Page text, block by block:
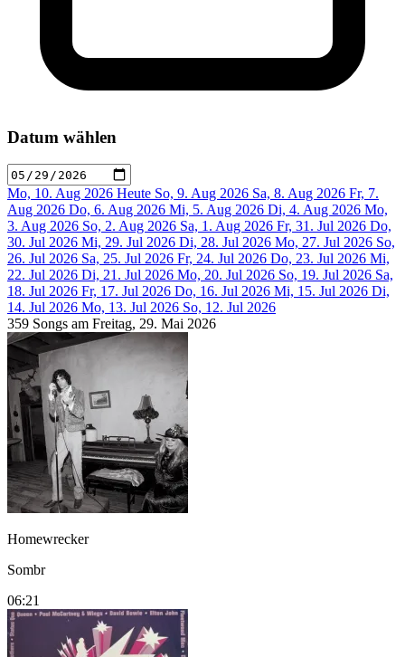
Datum wählen
Mo, 10. Aug 2026 Heute So, 9. Aug 2026 Sa, 8. Aug 2026 Fr, 7.
Aug 2026 Do, 6. Aug 2026 Mi, 5. Aug 2026 Di, 4. Aug 2026 Mo,
3. Aug 2026 So, 2. Aug 2026 Sa, 1. Aug 2026 Fr, 31. Jul 2026 Do,
30. Jul 2026 Mi, 29. Jul 2026 Di, 28. Jul 2026 Mo, 27. Jul 2026 So,
26. Jul 2026 Sa, 25. Jul 2026 Fr, 24. Jul 2026 Do, 23. Jul 2026 Mi,
22. Jul 2026 Di, 21. Jul 2026 Mo, 20. Jul 2026 So, 19. Jul 2026 Sa,
18. Jul 2026 Fr, 17. Jul 2026 Do, 16. Jul 2026 Mi, 15. Jul 2026 Di,
14. Jul 2026 Mo, 13. Jul 2026 So, 12. Jul 2026
359 Songs am Freitag, 29. Mai 2026
Homewrecker
Sombr
06:21